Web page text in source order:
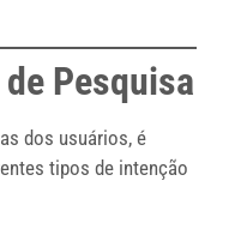
Pesquisa
dos usuários, é
tipos de intenção